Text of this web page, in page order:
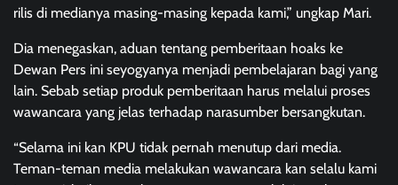
rilis di medianya masing-masing kepada kami,” ungkap Mari.
Dia menegaskan, aduan tentang pemberitaan hoaks ke
Dewan Pers ini seyogyanya menjadi pembelajaran bagi yang
lain. Sebab setiap produk pemberitaan harus melalui proses
wawancara yang jelas terhadap narasumber bersangkutan.
“Selama ini kan KPU tidak pernah menutup dari media.
Teman-teman media melakukan wawancara kan selalu kami